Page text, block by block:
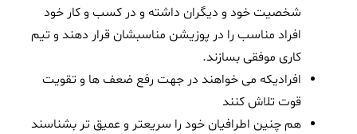
شخصیت خود و دیگران داشته و در کسب و کار خود
افراد مناسب را در پوزیشن مناسبشان قرار دهند و تیم
کاری موفقی بسازند.
افرادیکه می خواهند در جهت رفع ضعف ها و تقویت
قوت تلاش کنند
هم چنین اطرافیان خود را سریعتر و عمیق تر بشناسند